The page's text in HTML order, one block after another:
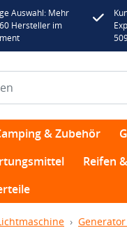
Auswahl: Mehr
Hersteller im
& Zubehör
Reifen